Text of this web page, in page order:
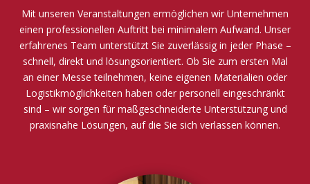
Mit unseren Veranstaltungen ermöglichen wir Unternehmen
einen professionellen Auftritt bei minimalem Aufwand. Unser
erfahrenes Team unterstützt Sie zuverlässig in jeder Phase –
schnell, direkt und lösungsorientiert. Ob Sie zum ersten Mal
an einer Messe teilnehmen, keine eigenen Materialien oder
Logistikmöglichkeiten haben oder personell eingeschränkt
sind – wir sorgen für maßgeschneiderte Unterstützung und
praxisnahe Lösungen, auf die Sie sich verlassen können.